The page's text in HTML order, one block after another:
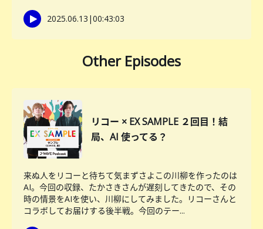
2025.06.13 |00:43:03
Other Episodes
リコー × EX SAMPLE ２回目！結
局、AI 使ってる？
来ぬ人をリコーと待ちて気まずさよこの川柳を作ったのは
AI。今回の収録、たかさきさんが遅刻してきたので、その
時の情景をAIを使い、川柳にしてみました。リコーさんと
コラボしてお届けする後半戦。今回のテー...